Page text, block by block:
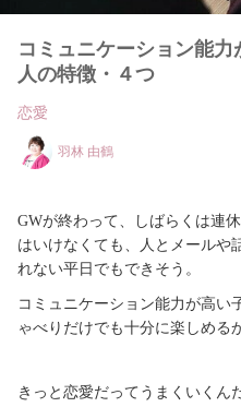
コミュニケーション能
人の特徴・４つ
恋愛
羽林 由鶴
GWが終わって、しばらくは連
はいけなくても、人とメールや
れない平日でもできそう。
コミュニケーション能力が高い
ゃべりだけでも十分に楽しめる
きっと恋愛だってうまくいくん